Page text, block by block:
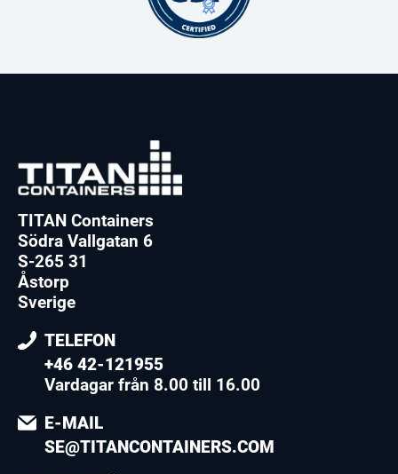
TITAN Containers
Södra Vallgatan 6
S-265 31
Åstorp
Sverige
TELEFON
+46 42-121955
Vardagar från 8.00 till 16.00
E-MAIL
SE@TITANCONTAINERS.COM